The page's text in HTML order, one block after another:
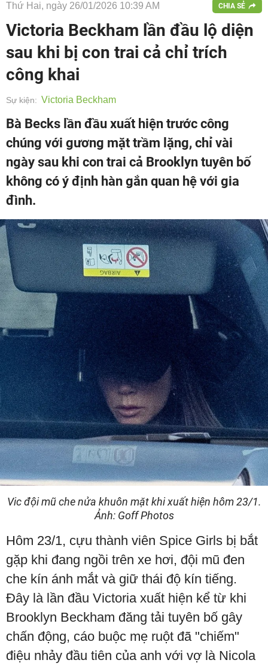
Thứ Hai, ngày 26/01/2026 10:39 AM CHIA SẺ
Victoria Beckham lần đầu lộ diện
sau khi bị con trai cả chỉ trích
công khai
Sự kiện: Victoria Beckham
Bà Becks lần đầu xuất hiện trước công
chúng với gương mặt trầm lặng, chỉ vài
ngày sau khi con trai cả Brooklyn tuyên bố
không có ý định hàn gắn quan hệ với gia
đình.
Vic đội mũ che nửa khuôn mặt khi xuất hiện hôm 23/1.
Ảnh: Goff Photos
Hôm 23/1, cựu thành viên Spice Girls bị bắt
gặp khi đang ngồi trên xe hơi, đội mũ đen
che kín ánh mắt và giữ thái độ kín tiếng.
Đây là lần đầu Victoria xuất hiện kể từ khi
Brooklyn Beckham đăng tải tuyên bố gây
chấn động, cáo buộc mẹ ruột đã "chiếm"
điệu nhảy đầu tiên của anh với vợ là Nicola